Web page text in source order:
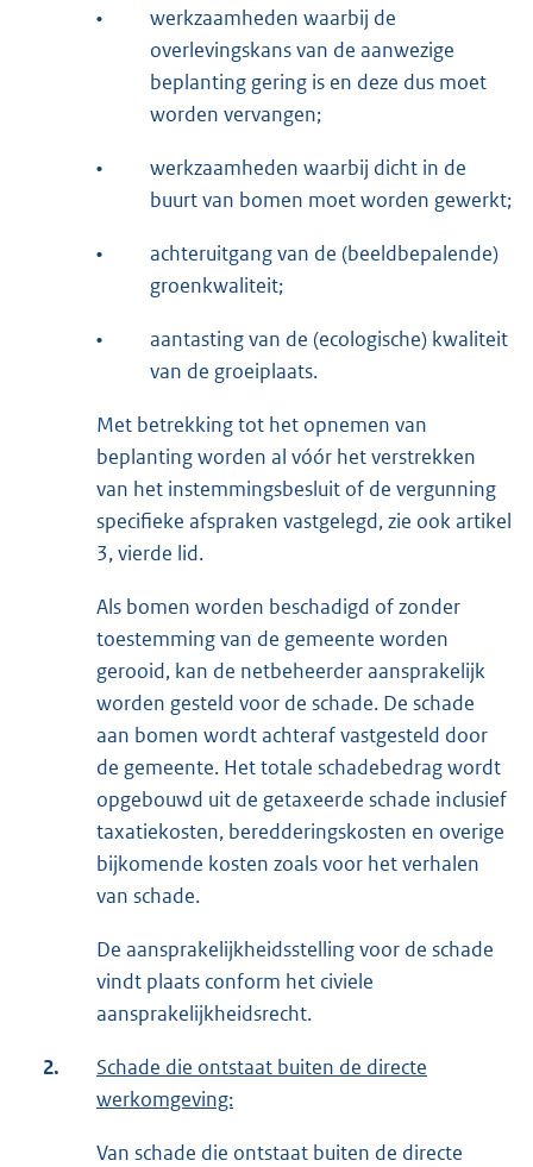
•
werkzaamheden waarbij de
overlevingskans van de aanwezige
beplanting gering is en deze dus moet
worden vervangen;
•
werkzaamheden waarbij dicht in de
buurt van bomen moet worden gewerkt;
•
achteruitgang van de (beeldbepalende)
groenkwaliteit;
•
aantasting van de (ecologische) kwaliteit
van de groeiplaats.
Met betrekking tot het opnemen van
beplanting worden al vóór het verstrekken
van het instemmingsbesluit of de vergunning
specifieke afspraken vastgelegd, zie ook artikel
3, vierde lid.
Als bomen worden beschadigd of zonder
toestemming van de gemeente worden
gerooid, kan de netbeheerder aansprakelijk
worden gesteld voor de schade. De schade
aan bomen wordt achteraf vastgesteld door
de gemeente. Het totale schadebedrag wordt
opgebouwd uit de getaxeerde schade inclusief
taxatiekosten, beredderingskosten en overige
bijkomende kosten zoals voor het verhalen
van schade.
De aansprakelijkheidsstelling voor de schade
vindt plaats conform het civiele
aansprakelijkheidsrecht.
2.
Schade die ontstaat buiten de directe
werkomgeving:
Van schade die ontstaat buiten de directe